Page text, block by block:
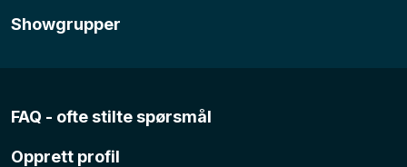
Showgrupper
FAQ - ofte stilte spørsmål
Opprett profil